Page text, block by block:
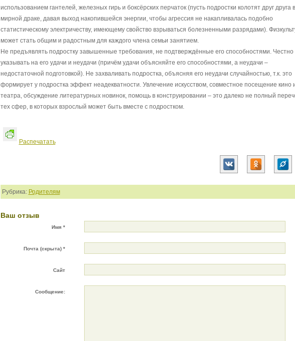
использованием гантелей, железных гирь и боксёрских перчаток (пусть подростки колотят друг друга в
мирной драке, давая выход накопившейся энергии, чтобы агрессия не накапливалась подобно
статистическому электричеству, имеющему свойство взрываться болезненными разрядами).
может стать общим и радостным для каждого члена семьи занятием.
Не предъявлять подростку завышенные требования, не подтверждённые его способностями. Честно
указывать на его удачи и неудачи (причём удачи объясняйте его способностями, а неудачи –
недостаточной подготовкой). Не захваливать подростка, объясняя его неудачи случайностью, т.к. это
формирует у подростка эффект неадекватности. Увлечение искусством, совместное посещение кино
театра, обсуждение литературных новинок, помощь в конструировании – это далеко не полный
тех сфер, в которых взрослый может быть вместе с подростком.
Распечатать
Рубрика: Родителям
Ваш отзыв
Имя *
Почта (скрыта) *
Сайт
Сообщение: